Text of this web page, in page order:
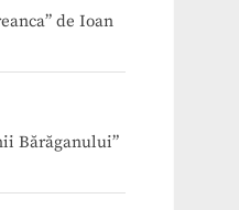
de Ioan
Bărăganului”